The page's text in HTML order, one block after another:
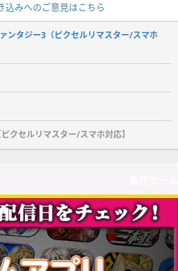
込みへのご意見はこちら
ンタジー3（ピクセルリマスター/スマホ
クセルリマスター/スマホ対応】